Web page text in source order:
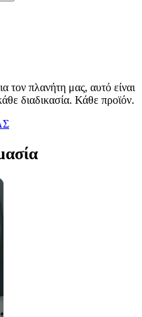
τον πλανήτη μας, αυτό είναι
διαδικασία. Κάθε προϊόν.